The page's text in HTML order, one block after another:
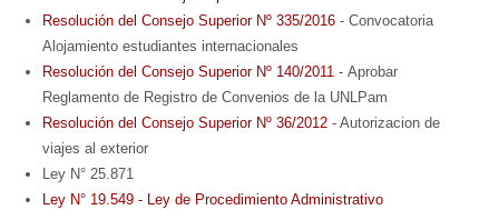
Resolución del Consejo Superior Nº 335/2016 - Convocatoria
Alojamiento estudiantes internacionales
Resolución del Consejo Superior Nº 140/2011 - Aprobar
Reglamento de Registro de Convenios de la UNLPam
Resolución del Consejo Superior Nº 36/2012 - Autorizacion de
viajes al exterior
Ley N° 25.871
Ley N° 19.549 - Ley de Procedimiento Administrativo